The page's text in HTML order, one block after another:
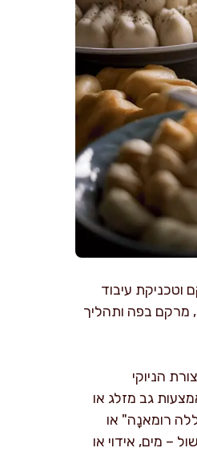
וטכניקת עיבוד
מרקם בפה ותהליך
הניוקי
גב מזלג או
רומאנָה" או
– מים, אידוי או